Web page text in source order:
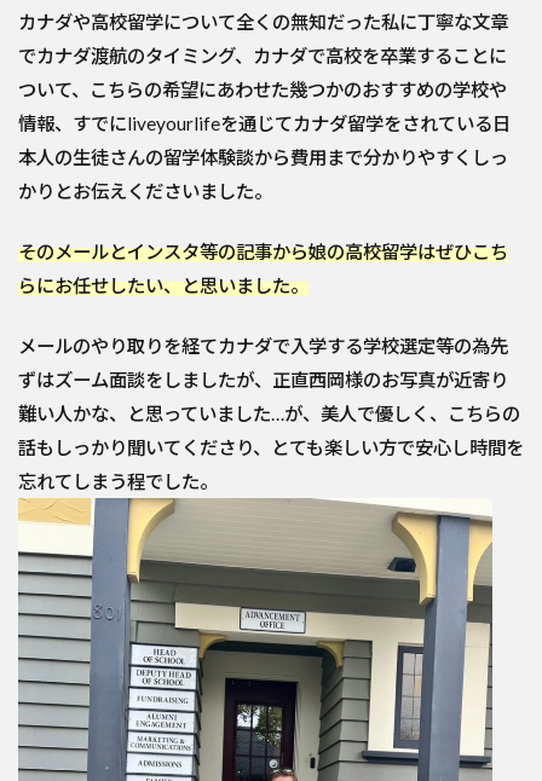
カナダや高校留学について全くの無知だった私に丁寧な文章
でカナダ渡航のタイミング、カナダで高校を卒業することに
ついて、こちらの希望にあわせた幾つかのおすすめの学校や
情報、すでにliveyourlifeを通じてカナダ留学をされている日
本人の生徒さんの留学体験談から費用まで分かりやすくしっ
かりとお伝えくださいました。
そのメールとインスタ等の記事から娘の高校留学はぜひこち
らにお任せしたい、と思いました。
メールのやり取りを経てカナダで入学する学校選定等の為先
ずはズーム面談をしましたが、正直西岡様のお写真が近寄り
難い人かな、と思っていました…が、美人で優しく、こちらの
話もしっかり聞いてくださり、とても楽しい方で安心し時間を
忘れてしまう程でした。